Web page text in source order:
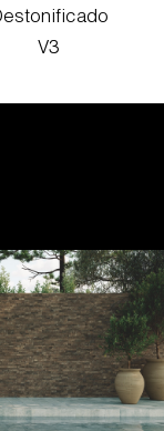
V3